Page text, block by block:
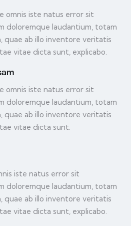
omnis iste natus error sit
doloremque laudantium, totam
quae ab illo inventore veritatis
vitae dicta sunt, explicabo.
omnis iste natus error sit
doloremque laudantium, totam
quae ab illo inventore veritatis
vitae dicta sunt.
iste natus error sit
doloremque laudantium, totam
quae ab illo inventore veritatis
vitae dicta sunt, explicabo.